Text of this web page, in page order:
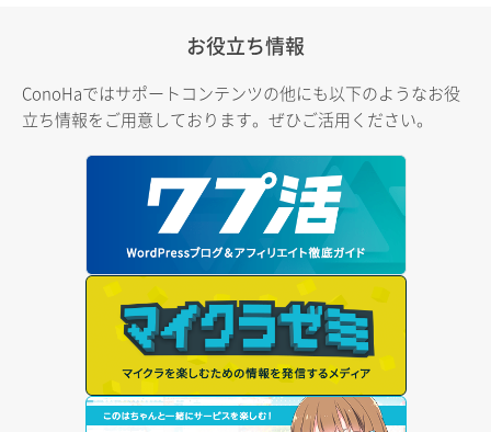
お役立ち情報
ConoHaではサポートコンテンツの他にも以下のようなお役
立ち情報をご用意しております。ぜひご活用ください。